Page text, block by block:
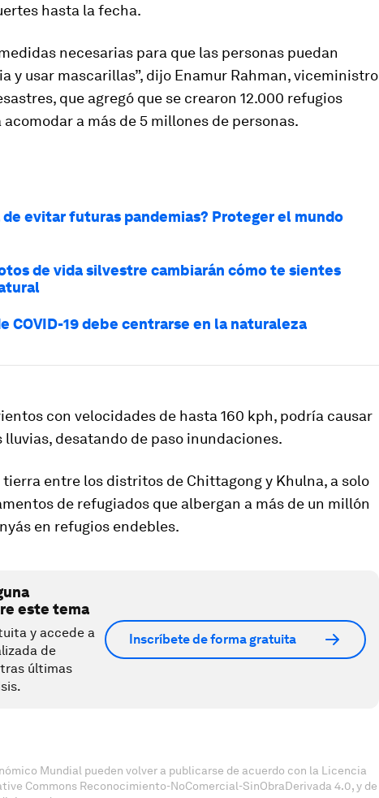
hasta la fecha.
necesarias para que las personas puedan
y usar mascarillas”, dijo Enamur Rahman, viceministro
que agregó que se crearon 12.000 refugios
a más de 5 millones de personas.
de evitar futuras pandemias? Proteger el mundo
de vida silvestre cambiarán cómo te sientes
COVID-19 debe centrarse en la naturaleza
con velocidades de hasta 160 kph, podría causar
desatando de paso inundaciones.
tierra entre los distritos de Chittagong y Khulna, a solo
de refugiados que albergan a más de un millón
en refugios endebles.
este tema
y accede a
de
últimas
Inscríbete de forma gratuita
Mundial pueden volver a publicarse de acuerdo con la Licencia
Commons Reconocimiento-NoComercial-SinObraDerivada 4.0, y de